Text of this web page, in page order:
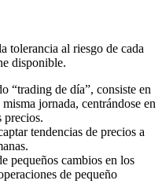
tolerancia al riesgo de cada
disponible.
“trading de día”, consiste en
jornada, centrándose en
precios.
tendencias de precios a
pequeños cambios en los
de pequeño